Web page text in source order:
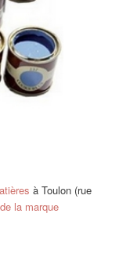
à Toulon (rue
la marque